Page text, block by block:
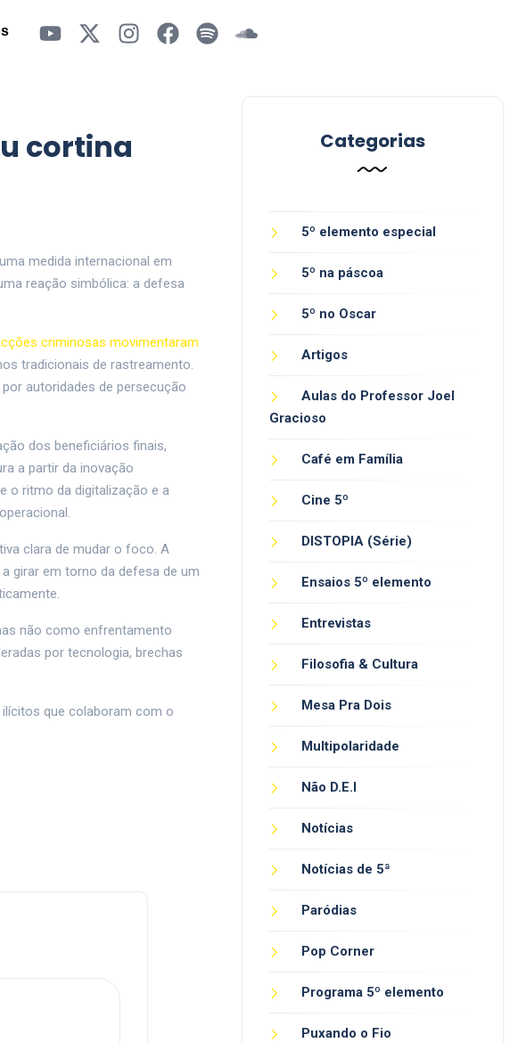
cortina
medida internacional em
reação simbólica: a defesa
criminosas movimentaram
tradicionais de rastreamento.
autoridades de persecução
dos beneficiários finais,
a partir da inovação
o ritmo da digitalização e a
clara de mudar o foco. A
girar em torno da defesa de um
não como enfrentamento
por tecnologia, brechas
que colaboram com o
Categorias
5º elemento especial
5º na páscoa
5º no Oscar
Artigos
Aulas do Professor Joel
Gracioso
Café em Família
Cine 5º
DISTOPIA (Série)
Ensaios 5º elemento
Entrevistas
Filosofia & Cultura
Mesa Pra Dois
Multipolaridade
Não D.E.I
Notícias
Notícias de 5ª
Paródias
Pop Corner
Programa 5º elemento
Puxando o Fio